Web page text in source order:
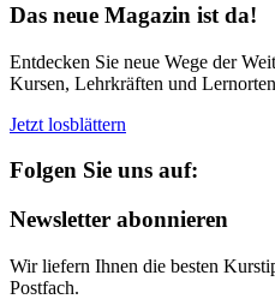
Das neue Magazin ist da!
Entdecken Sie neue Wege der
Kursen, Lehrkräften und
Jetzt losblättern
Folgen Sie uns auf:
Newsletter abonnieren
Wir liefern Ihnen die besten
Postfach.